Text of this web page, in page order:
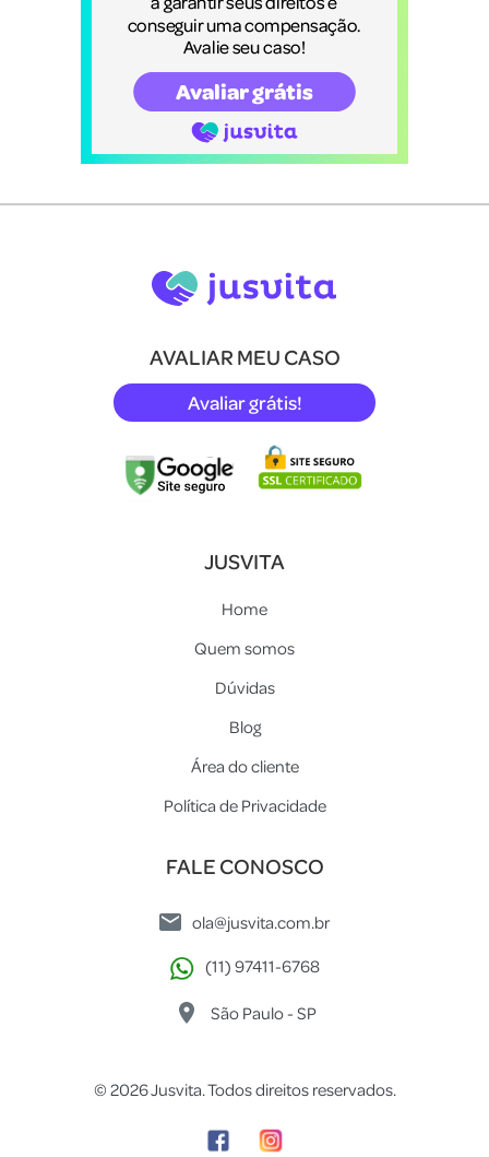
AVALIAR MEU CASO
Avaliar grátis!
JUSVITA
Home
Quem somos
Dúvidas
Blog
Área do cliente
Política de Privacidade
FALE CONOSCO
ola@jusvita.com.br
(11) 97411-6768
São Paulo - SP
© 2026 Jusvita. Todos direitos reservados.